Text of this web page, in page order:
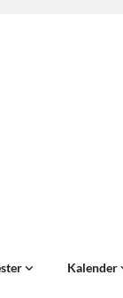
Kalender